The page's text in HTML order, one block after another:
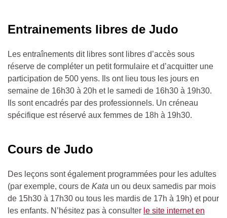
Entrainements libres de Judo
Les entraînements dit libres sont libres d’accès sous
réserve de compléter un petit formulaire et d’acquitter une
participation de 500 yens. Ils ont lieu tous les jours en
semaine de 16h30 à 20h et le samedi de 16h30 à 19h30.
Ils sont encadrés par des professionnels. Un créneau
spécifique est réservé aux femmes de 18h à 19h30.
Cours de Judo
Des leçons sont également programmées pour les adultes
(par exemple, cours de Kata un ou deux samedis par mois
de 15h30 à 17h30 ou tous les mardis de 17h à 19h) et pour
les enfants. N’hésitez pas à consulter le site internet en